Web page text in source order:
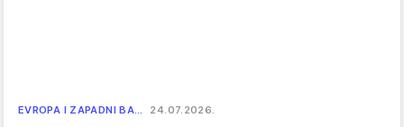
EVROPA I ZAPADNI BA… 24.07.2026.